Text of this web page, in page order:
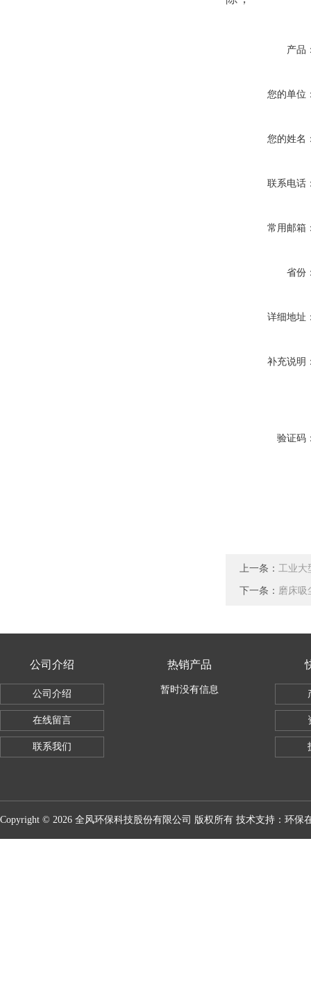
产品
您的单位
您的姓名
联系电话
常用邮箱
省份
详细地址
补充说明
验证码
上一条： 工业
下一条： 磨床吸
公司介绍
公司介绍
在线留言
联系我们
热销产品
暂时没有信息
Copyright © 2026 全风环保科技股份有限公司 版权所有 技术支持： 环保